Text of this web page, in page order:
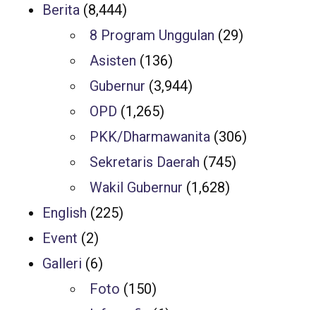
Berita (8,444)
8 Program Unggulan (29)
Asisten (136)
Gubernur (3,944)
OPD (1,265)
PKK/Dharmawanita (306)
Sekretaris Daerah (745)
Wakil Gubernur (1,628)
English (225)
Event (2)
Galleri (6)
Foto (150)